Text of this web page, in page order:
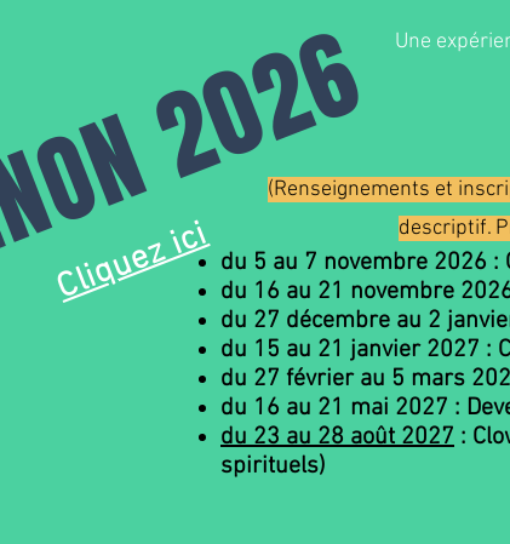
Une
(Renseignements et
descriptif.
du 5 au 7 novembre 2026
du 16 au 21 novembre
du 27 décembre au 2
du 15 au 21 janvier 2027 :
du 27 février au 5 mars
du 16 au 21 mai 2027 :
du 23 au 28 août 2027 :
spirituels)
2026
Cliquez ici